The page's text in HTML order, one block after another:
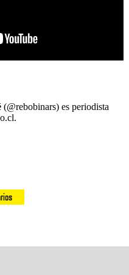
(@rebobinars) es periodista